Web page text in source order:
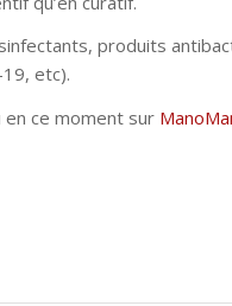
produits
etc).
en ce moment sur